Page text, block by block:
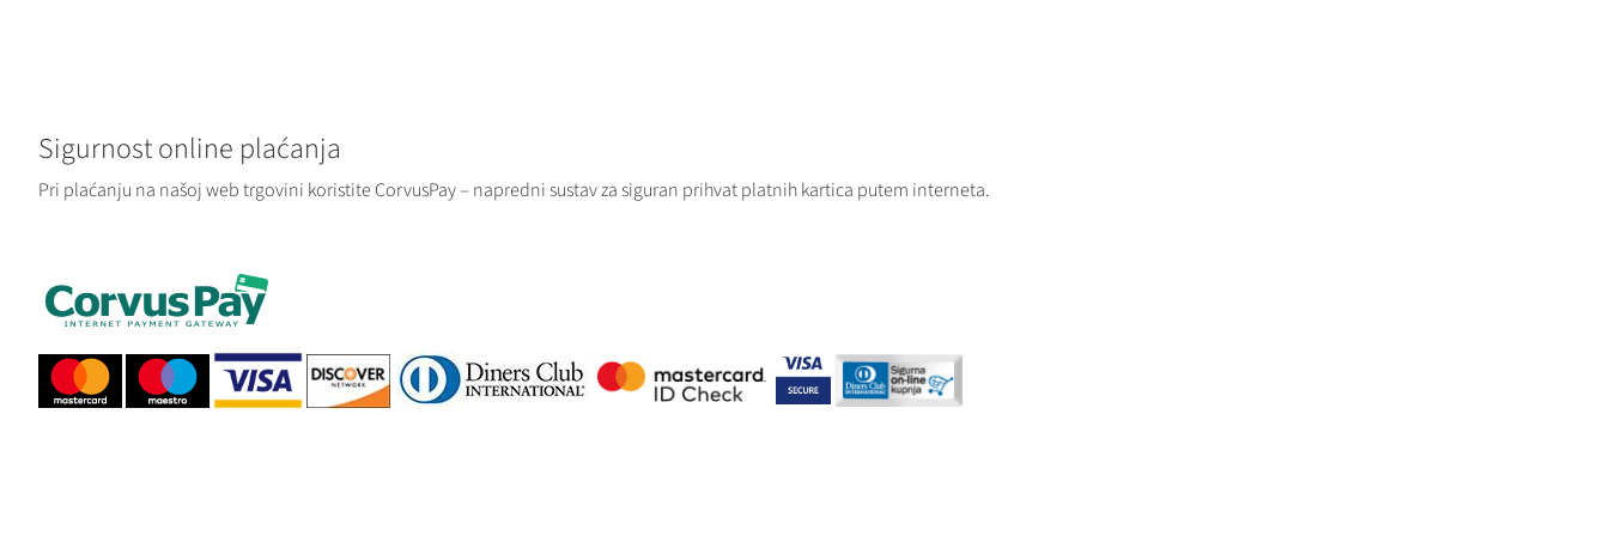
Sigurnost online plaćanja
Pri plaćanju na našoj web trgovini koristite CorvusPay – napredni sustav za siguran prihvat platnih kartica putem interneta.